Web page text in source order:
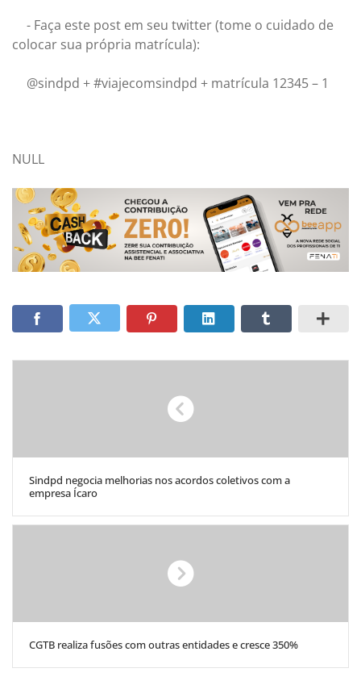
- Faça este post em seu twitter (tome o cuidado de
colocar sua própria matrícula):
@sindpd + #viajecomsindpd + matrícula 12345 – 1
NULL
Sindpd negocia melhorias nos acordos coletivos com a
empresa Ícaro
CGTB realiza fusões com outras entidades e cresce 350%